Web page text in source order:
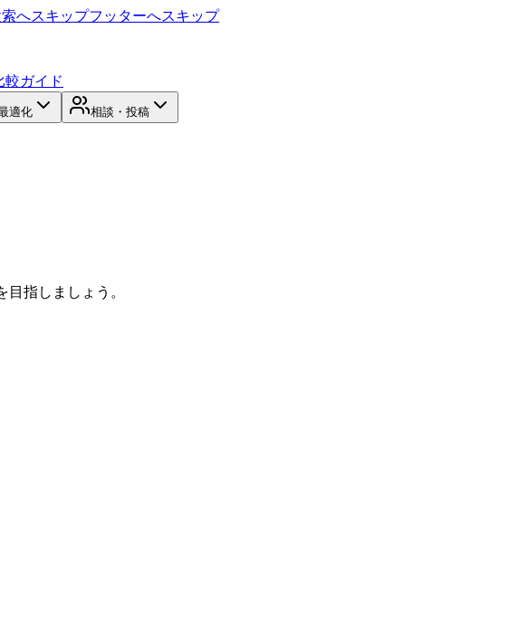
へスキップフッターへスキップ
較ガイド
適化 相談・投稿
目指しましょう。